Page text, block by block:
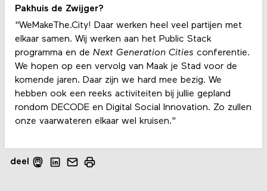
Pakhuis de Zwijger?
"WeMakeThe.City! Daar werken heel veel partijen met
elkaar samen. Wij werken aan het Public Stack
programma en de Next Generation Cities conferentie.
We hopen op een vervolg van Maak je Stad voor de
komende jaren. Daar zijn we hard mee bezig. We
hebben ook een reeks activiteiten bij jullie gepland
rondom DECODE en Digital Social Innovation. Zo zullen
onze vaarwateren elkaar wel kruisen."
deel